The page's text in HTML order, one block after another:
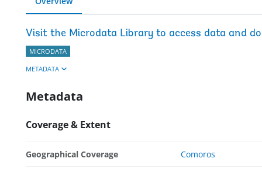
Visit the Microdata Library to access data and
MICRODATA
METADATA
Metadata
Coverage & Extent
Geographical Coverage Comoros